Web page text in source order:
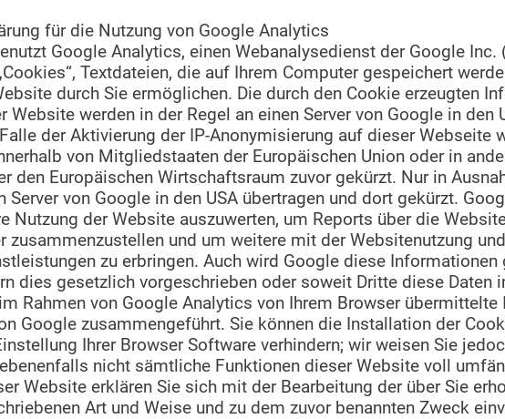
für die Nutzung von Google Analytics
Google Analytics, einen Webanalysedienst der Google Inc.
Textdateien, die auf Ihrem Computer gespeichert
durch Sie ermöglichen. Die durch den Cookie erzeugten
Website werden in der Regel an einen Server von Google in den
der Aktivierung der IP-Anonymisierung auf dieser Webseite
von Mitgliedstaaten der Europäischen Union oder in
den Europäischen Wirtschaftsraum zuvor gekürzt. Nur in
Server von Google in den USA übertragen und dort gekürzt.
Nutzung der Website auszuwerten, um Reports über die
zusammenzustellen und um weitere mit der Websitenutzung
zu erbringen. Auch wird Google diese
dies gesetzlich vorgeschrieben oder soweit Dritte diese Daten
Rahmen von Google Analytics von Ihrem Browser
Google zusammengeführt. Sie können die Installation der
Ihrer Browser Software verhindern; wir weisen Sie
nicht sämtliche Funktionen dieser Website voll
Website erklären Sie sich mit der Bearbeitung der über Sie
Art und Weise und zu dem zuvor benannten Zweck